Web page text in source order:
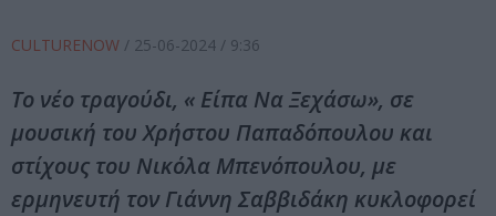
CULTURENOW / 25-06-2024 / 9:36
To νέο τραγούδι, « Είπα Να Ξεχάσω», σε
μουσική του Χρήστου Παπαδόπουλου και
στίχους του Νικόλα Μπενόπουλου, με
ερμηνευτή τον Γιάννη Σαββιδάκη κυκλοφορεί